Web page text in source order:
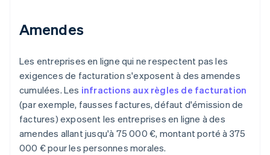
Amendes
Les entreprises en ligne qui ne respectent pas les
exigences de facturation s'exposent à des amendes
cumulées. Les infractions aux règles de facturation
(par exemple, fausses factures, défaut d'émission de
factures) exposent les entreprises en ligne à des
amendes allant jusqu'à 75 000 €, montant porté à 375
000 € pour les personnes morales.